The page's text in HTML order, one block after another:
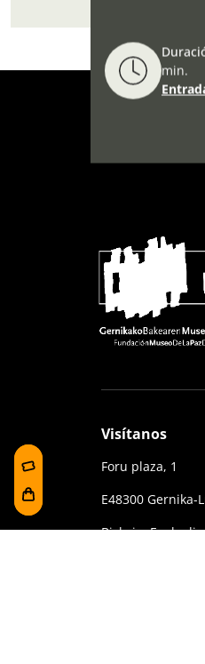
min.
Visítanos
Foru plaza, 1
E48300 Gernika-
Bizkaia, Euskadi.